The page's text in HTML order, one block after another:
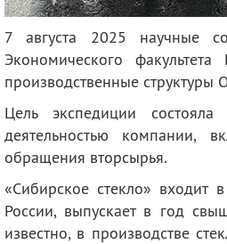
7 августа 2025 научные
Экономического
производственные
Цель экспедиции
деятельностью компании,
обращения вторсырья.
«Сибирское стекло» входит
России, выпускает в год
известно, в производстве